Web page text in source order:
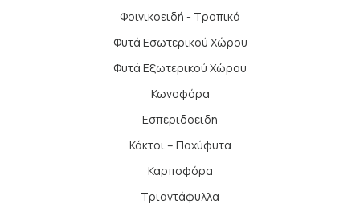
Φοινικοειδή - Τροπικά
Φυτά Εσωτερικού Χώρου
Φυτά Εξωτερικού Χώρου
Κωνοφόρα
Εσπεριδοειδή
Κάκτοι – Παχύφυτα
Καρποφόρα
Τριαντάφυλλα